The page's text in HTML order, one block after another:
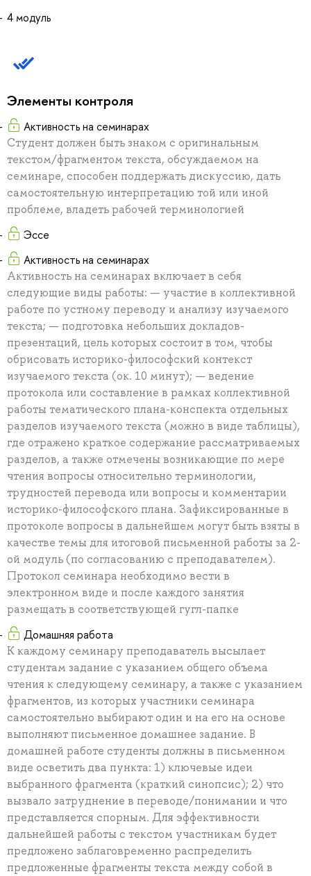
4 модуль
Элементы контроля
Активность на семинарах
Студент должен быть знаком с оригинальным
текстом/фрагментом текста, обсуждаемом на
семинаре, способен поддержать дискуссию, дать
самостоятельную интерпретацию той или иной
проблеме, владеть рабочей терминологией
Эссе
Активность на семинарах
Активность на семинарах включает в себя
следующие виды работы: — участие в коллективной
работе по устному переводу и анализу изучаемого
текста; — подготовка небольших докладов-
презентаций, цель которых состоит в том, чтобы
обрисовать историко-философский контекст
изучаемого текста (ок. 10 минут); — ведение
протокола или составление в рамках коллективной
работы тематического плана-конспекта отдельных
разделов изучаемого текста (можно в виде таблицы),
где отражено краткое содержание рассматриваемых
разделов, а также отмечены возникающие по мере
чтения вопросы относительно терминологии,
трудностей перевода или вопросы и комментарии
историко-философского плана. Зафиксированные в
протоколе вопросы в дальнейшем могут быть взяты в
качестве темы для итоговой письменной работы за 2-
ой модуль (по согласованию с преподавателем).
Протокол семинара необходимо вести в
электронном виде и после каждого занятия
размещать в соответствующей гугл-папке
Домашняя работа
К каждому семинару преподаватель высылает
студентам задание с указанием общего объема
чтения к следующему семинару, а также с указанием
фрагментов, из которых участники семинара
самостоятельно выбирают один и на его на основе
выполняют письменное домашнее задание. В
домашней работе студенты должны в письменном
виде осветить два пункта: 1) ключевые идеи
выбранного фрагмента (краткий синопсис); 2) что
вызвало затруднение в переводе/понимании и что
представляется спорным. Для эффективности
дальнейшей работы с текстом участникам будет
предложено заблаговременно распределить
предложенные фрагменты текста между собой в